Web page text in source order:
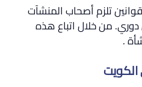
تلزم أصحاب المنشآت
من خلال اتباع هذه
.